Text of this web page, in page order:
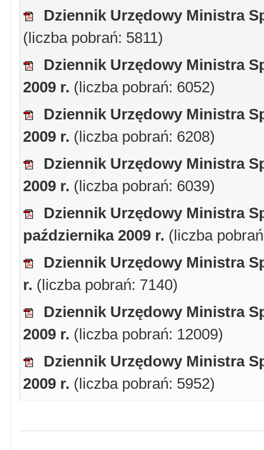
Dziennik Urzędowy Ministra
(liczba pobrań: 5811)
Dziennik Urzędowy Ministra
2009 r. (liczba pobrań: 6052)
Dziennik Urzędowy Ministra
2009 r. (liczba pobrań: 6208)
Dziennik Urzędowy Ministra
2009 r. (liczba pobrań: 6039)
Dziennik Urzędowy Ministra
października 2009 r. (liczba
Dziennik Urzędowy Ministra
r. (liczba pobrań: 7140)
Dziennik Urzędowy Ministra
2009 r. (liczba pobrań: 12009)
Dziennik Urzędowy Ministra
2009 r. (liczba pobrań: 5952)